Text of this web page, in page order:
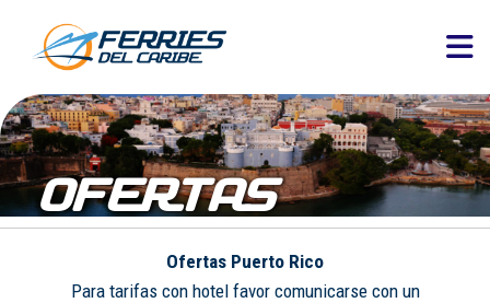
OFERTAS
Ofertas Puerto Rico
Para tarifas con hotel favor comunicarse con un